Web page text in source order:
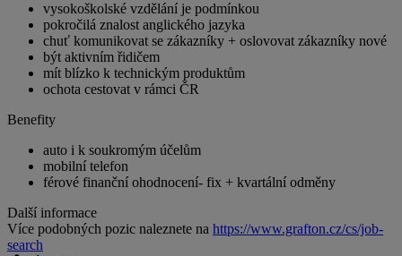
vysokoškolské vzdělání je podmínkou
pokročilá znalost anglického jazyka
chuť komunikovat se zákazníky + oslovovat zákazníky nové
být aktivním řidičem
mít blízko k technickým produktům
ochota cestovat v rámci ČR
Benefity
auto i k soukromým účelům
mobilní telefon
férové finanční ohodnocení- fix + kvartální odměny
Další informace
Více podobných pozic naleznete na https://www.grafton.cz/cs/job-
search